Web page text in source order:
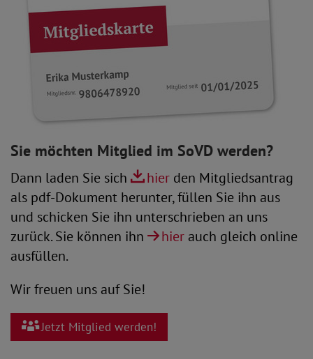
Sie möchten Mitglied im SoVD werden?
Dann laden Sie sich hier den Mitgliedsantrag
als pdf-Dokument herunter, füllen Sie ihn aus
und schicken Sie ihn unterschrieben an uns
zurück. Sie können ihn
hier auch gleich online
ausfüllen.
Wir freuen uns auf Sie!
Jetzt Mitglied werden!